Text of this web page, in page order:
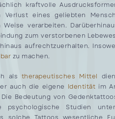
kraftvolle
Verlust eines geliebten
verarbeiten.
zum verstorbenen
aufrechtzuerhalten.
zu machen.
als therapeutisches Mittel
auch die eigene Identität im
Bedeutung von
psychologische Studien